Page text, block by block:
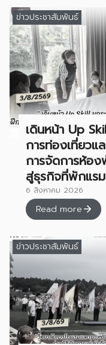
ข่าวประชาสัมพันธ์
เดินหน้า Up
การท่องเที่ยวแ
การจัดการห้
สู่ธุรกิจที่พักแร
6 สิงหาคม 2026
Read more
ข่าวประชาสัมพันธ์